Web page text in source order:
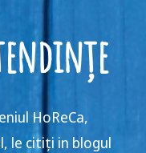
HoReCa,
le citiți in blogul